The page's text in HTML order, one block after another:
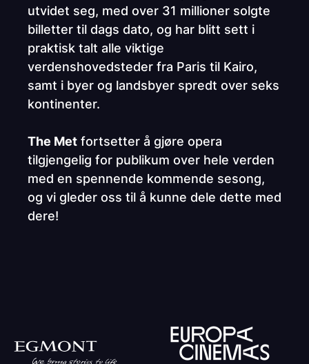
utvidet seg, med over 31 millioner solgte
billetter til dags dato, og har blitt sett i
praktisk talt alle viktige
verdenshovedsteder fra Paris til Kairo,
samt i byer og landsbyer spredt over seks
kontinenter.
The Met fortsetter å gjøre opera
tilgjengelig for publikum over hele verden
med en spennende kommende sesong,
og vi gleder oss til å kunne dele dette med
dere!